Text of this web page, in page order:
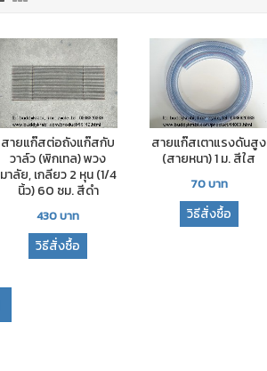
สายแก๊สต่อถังแก๊สกับ
วาล์ว (พิกเทล) พวง
มาลัย, เกลียว 2 หุน (1/4
นิ้ว) 60 ซม. สีดำ
430บาท
วิธีสั่งซื้อ
สายแก๊สเตาแรงดันสูง
(สายหนา) 1 ม. สีใส
70บาท
วิธีสั่งซื้อ